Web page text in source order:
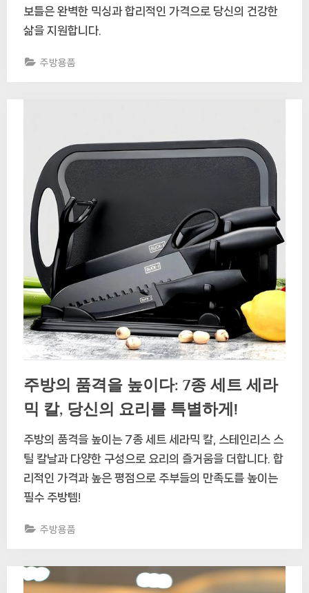
보틀은 완벽한 믹싱과 합리적인 가격으로 당신의 건강한
삶을 지원합니다.
주방용품
주방의 품격을 높이다: 7종 세트 세라
믹 칼, 당신의 요리를 특별하게!
주방의 품격을 높이는 7종 세트 세라믹 칼, 스테인리스 스
틸 칼날과 다양한 구성으로 요리의 즐거움을 더합니다. 합
리적인 가격과 높은 평점으로 주부들의 만족도를 높이는
필수 주방템!
주방용품